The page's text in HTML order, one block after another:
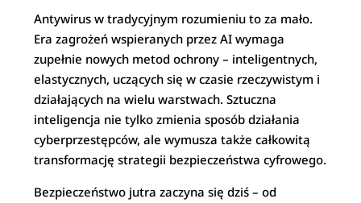
Antywirus w tradycyjnym rozumieniu to za mało.
Era zagrożeń wspieranych przez AI wymaga
zupełnie nowych metod ochrony – inteligentnych,
elastycznych, uczących się w czasie rzeczywistym i
działających na wielu warstwach. Sztuczna
inteligencja nie tylko zmienia sposób działania
cyberprzestępców, ale wymusza także całkowitą
transformację strategii bezpieczeństwa cyfrowego.
Bezpieczeństwo jutra zaczyna się dziś – od